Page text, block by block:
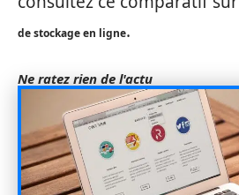
de stockage en ligne.
Ne ratez rien de l'actu